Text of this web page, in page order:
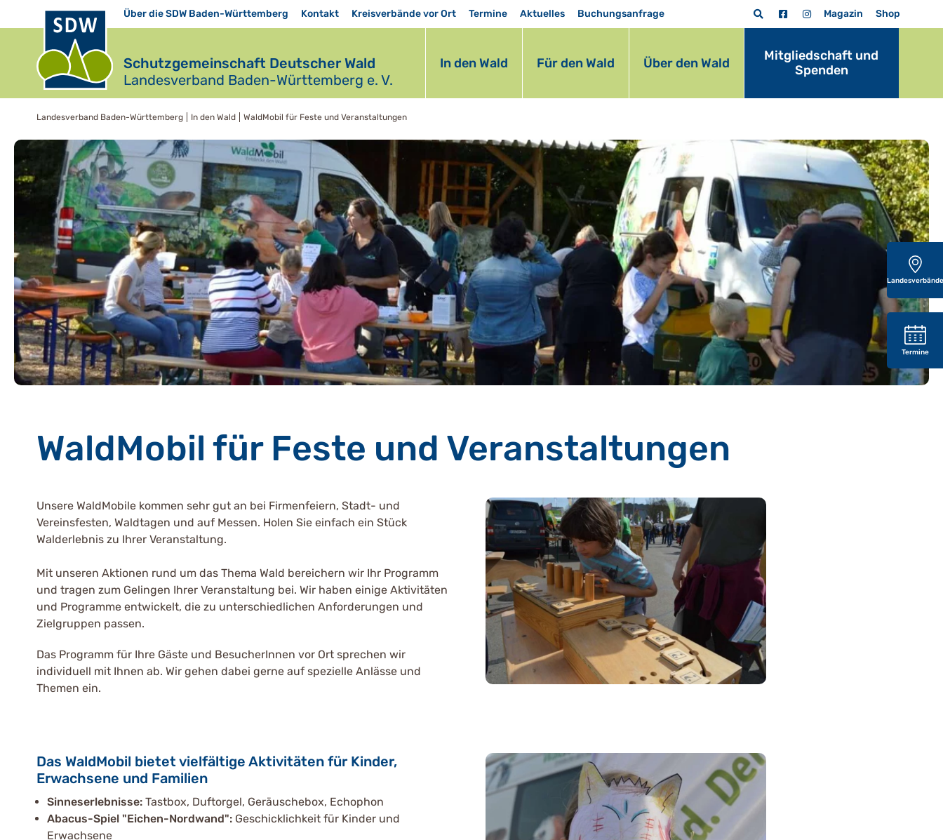
Über die SDW Baden-Württemberg Kontakt Kreisverbände vor Ort Termine Aktuelles Buchungsanfrage Magazin Shop
Schutzgemeinschaft Deutscher Wald
Landesverband Baden-Württemberg e. V.
In den Wald Für den Wald Über den Wald
Mitgliedschaft und
Spenden
Landesverband Baden-Württemberg In den Wald WaldMobil für Feste und Veranstaltungen
WaldMobil für Feste und Veranstaltungen
Unsere WaldMobile kommen sehr gut an bei Firmenfeiern, Stadt- und
Vereinsfesten, Waldtagen und auf Messen. Holen Sie einfach ein Stück
Walderlebnis zu Ihrer Veranstaltung.
Mit unseren Aktionen rund um das Thema Wald bereichern wir Ihr Programm
und tragen zum Gelingen Ihrer Veranstaltung bei. Wir haben einige Aktivitäten
und Programme entwickelt, die zu unterschiedlichen Anforderungen und
Zielgruppen passen.
Das Programm für Ihre Gäste und BesucherInnen vor Ort sprechen wir
individuell mit Ihnen ab. Wir gehen dabei gerne auf spezielle Anlässe und
Themen ein.
Das WaldMobil bietet vielfältige Aktivitäten für Kinder,
Erwachsene und Familien
Sinneserlebnisse: Tastbox, Duftorgel, Geräuschebox, Echophon
Abacus-Spiel "Eichen-Nordwand": Geschicklichkeit für Kinder und
Erwachsene
Landesverbände
Termine